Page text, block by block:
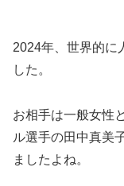
2024年、世界的に
した。
お相手は一般女性
ル選手の田中真美
ましたよね。